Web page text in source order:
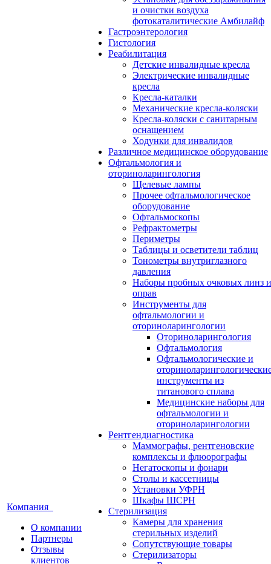
Компания
О компании
Партнеры
Отзывы
клиентов
и очистки воздуха
фотокаталитические Амбилайф
Гастроэнтерология
Гистология
Реабилитация
Детские инвалидные кресла
Электрические инвалидные
кресла
Кресла-каталки
Механические кресла-коляски
Кресла-коляски с санитарным
оснащением
Ходунки для инвалидов
Различное медицинское оборудование
Офтальмология и
оториноларингология
Щелевые лампы
Прочее офтальмологическое
оборудование
Офтальмоскопы
Рефрактометры
Периметры
Таблицы и осветители таблиц
Тонометры внутриглазного
давления
Наборы пробных очковых линз и
оправ
Инструменты для
офтальмологии и
оториноларингологии
Оториноларингология
Офтальмология
Офтальмологические и
инструменты из
титанового сплава
Медицинские наборы для
офтальмологии и
оториноларингологии
Рентгендиагностика
Маммографы, рентгеновские
комплексы и флюорографы
Негатоскопы и фонари
Столы и кассетницы
Установки УФРН
Шкафы ШСРН
Стерилизация
Камеры для хранения
стерильных изделий
Сопутствующие товары
Стерилизаторы